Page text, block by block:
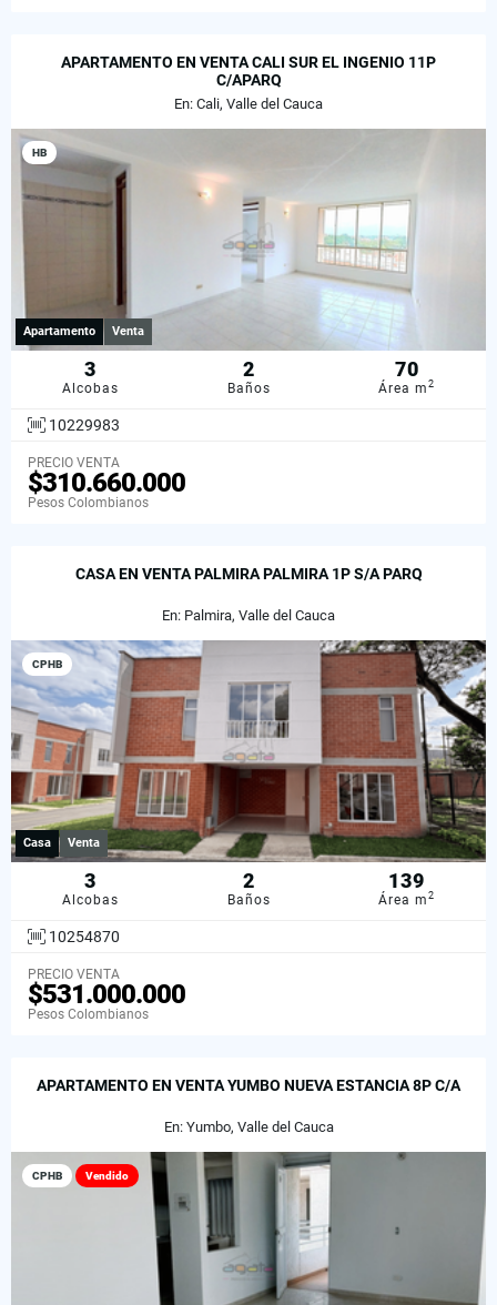
APARTAMENTO EN VENTA CALI SUR EL INGENIO 11P
C/APARQ
En: Cali, Valle del Cauca
HB
Apartamento Venta
3
Alcobas
2
Baños
70
Área m2
10229983
PRECIO VENTA
$310.660.000
Pesos Colombianos
CASA EN VENTA PALMIRA PALMIRA 1P S/A PARQ
En: Palmira, Valle del Cauca
CPHB
Casa Venta
3
Alcobas
2
Baños
139
Área m2
10254870
PRECIO VENTA
$531.000.000
Pesos Colombianos
APARTAMENTO EN VENTA YUMBO NUEVA ESTANCIA 8P C/A
En: Yumbo, Valle del Cauca
CPHB Vendido